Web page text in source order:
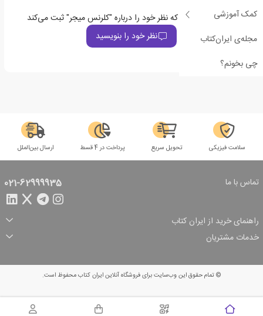
کمک آموزشی
مجله‌ی ایران‌کتاب
چی بخونم؟
اولین نفری باشید که نظر خود را درباره "کلرنس میجر" ثبت می‌کند
نظر خود را بنویسید
سلامت فیزیکی تحویل سریع پرداخت در 4 قسط ارسال بین‌الملل
تماس با ما 021-62999935
راهنمای خرید از ایران کتاب
ثبت سفارش
شرایط ارسال سفارش
شیوه پرداخت
تخفیف‌های خرید
خدمات مشتریان
© تمام حقوق این وب‌سایت برای فروشگاه آنلاین ایران کتاب محفوظ است.
سبد خرید